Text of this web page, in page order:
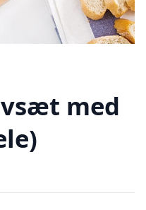
med